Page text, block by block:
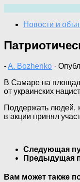
содержимому
Новости и
-A. Bozhenko ·
В Самаре на
от украинских
Поддержать людей,
в акции принял
Следующая
Предыдущая
Вам может также